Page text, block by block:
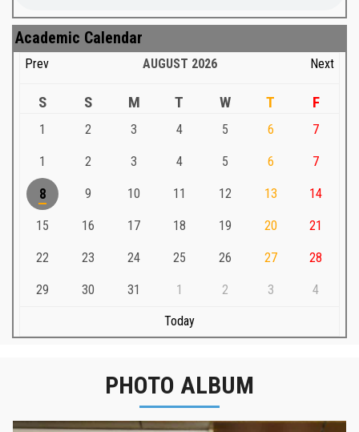
Academic Calendar
Prev AUGUST 2026 Next
S S M T W T F
1 2 3 4 5 6 7
1 2 3 4 5 6 7
8 9 10 11 12 13 14
15 16 17 18 19 20 21
22 23 24 25 26 27 28
29 30 31 1 2 3 4
Today
PHOTO ALBUM